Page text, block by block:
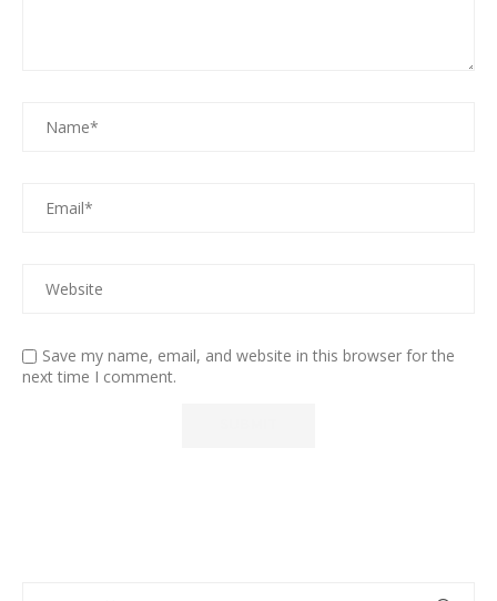
Save my name, email, and website in this browser for the
next time I comment.